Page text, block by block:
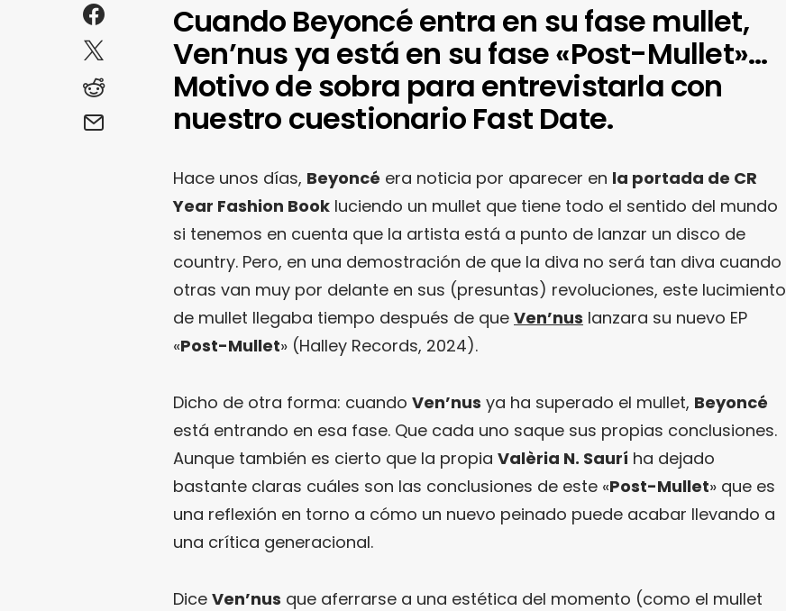
Cuando Beyoncé entra en su fase mullet,
Ven’nus ya está en su fase «Post-Mullet»…
Motivo de sobra para entrevistarla con
nuestro cuestionario Fast Date.
Hace unos días, Beyoncé era noticia por aparecer en la portada de CR
Year Fashion Book luciendo un mullet que tiene todo el sentido del mundo
si tenemos en cuenta que la artista está a punto de lanzar un disco de
country. Pero, en una demostración de que la diva no será tan diva cuando
otras van muy por delante en sus (presuntas) revoluciones, este lucimiento
de mullet llegaba tiempo después de que Ven’nus lanzara su nuevo EP
«Post-Mullet» (Halley Records, 2024).
Dicho de otra forma: cuando Ven’nus ya ha superado el mullet, Beyoncé
está entrando en esa fase. Que cada uno saque sus propias conclusiones.
Aunque también es cierto que la propia Valèria N. Saurí ha dejado
bastante claras cuáles son las conclusiones de este «Post-Mullet» que es
una reflexión en torno a cómo un nuevo peinado puede acabar llevando a
una crítica generacional.
Dice Ven’nus que aferrarse a una estética del momento (como el mullet